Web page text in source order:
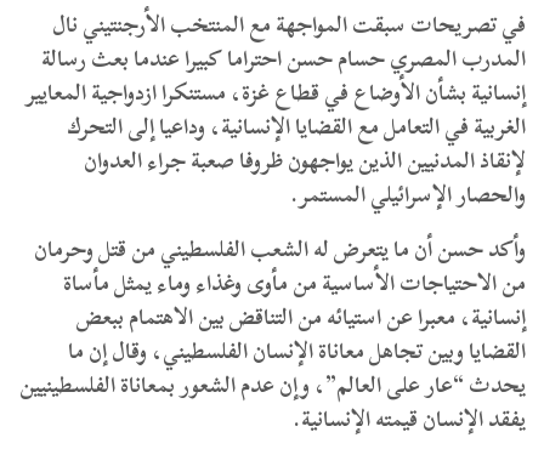
في تصريحات سبقت المواجهة مع المنتخب الأرجنتيني نال
المدرب المصري حسام حسن احتراما كبيرا عندما بعث رسالة
إنسانية بشأن الأوضاع في قطاع غزة، مستنكرا ازدواجية المعايير
الغربية في التعامل مع القضايا الإنسانية، وداعيا إلى التحرك
لإنقاذ المدنيين الذين يواجهون ظروفا صعبة جراء العدوان
والحصار الإسرائيلي المستمر.
وأكد حسن أن ما يتعرض له الشعب الفلسطيني من قتل وحرمان
من الاحتياجات الأساسية من مأوى وغذاء وماء يمثل مأساة
إنسانية، معبرا عن استيائه من التناقض بين الاهتمام ببعض
القضايا وبين تجاهل معاناة الإنسان الفلسطيني، وقال إن ما
يحدث “عار على العالم”، وإن عدم الشعور بمعاناة الفلسطينيين
يفقد الإنسان قيمته الإنسانية.